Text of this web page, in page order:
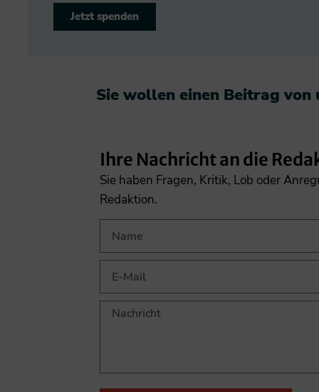
Jetzt spenden
Sie wollen einen Beitrag von
Ihre Nachricht an die
Sie haben Fragen, Kritik, Lob oder
Redaktion.